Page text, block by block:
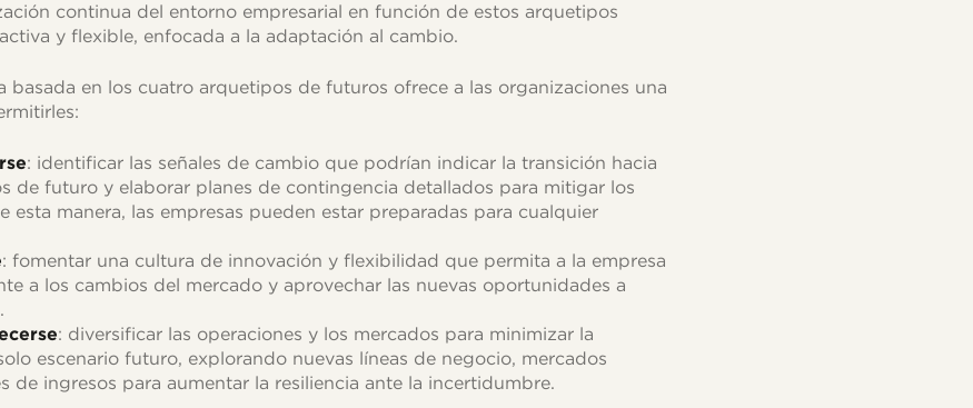
continua del entorno empresarial en función de estos arquetipos
y flexible, enfocada a la adaptación al cambio.
basada en los cuatro arquetipos de futuros ofrece a las organizaciones una
: identificar las señales de cambio que podrían indicar la transición hacia
de futuro y elaborar planes de contingencia detallados para mitigar los
esta manera, las empresas pueden estar preparadas para cualquier
: fomentar una cultura de innovación y flexibilidad que permita a la empresa
a los cambios del mercado y aprovechar las nuevas oportunidades a
: diversificar las operaciones y los mercados para minimizar la
escenario futuro, explorando nuevas líneas de negocio, mercados
de ingresos para aumentar la resiliencia ante la incertidumbre.